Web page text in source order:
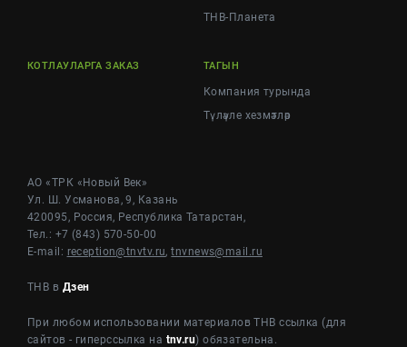
ТНВ-Планета
КОТЛАУЛАРГА ЗАКАЗ ТАГЫН
Компания турында
Түләүле хезмәтләр
АО «ТРК «Новый Век»
Ул. Ш. Усманова, 9, Казань
420095, Россия, Республика Татарстан,
Тел.: +7 (843) 570-50-00
E-mail: reception@tnvtv.ru,tnvnews@mail.ru
ТНВ в Дзен
При любом использовании материалов ТНВ ссылка (для
сайтов - гиперссылка на tnv.ru) обязательна.